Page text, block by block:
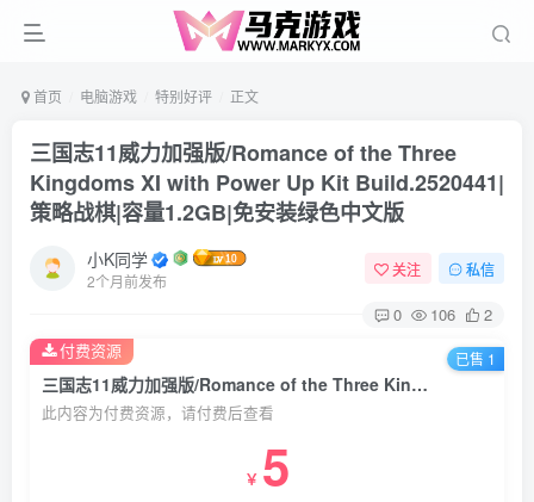
首页 电脑游戏 特别好评 正文
三国志11威力加强版/Romance of the Three
Kingdoms XI with Power Up Kit Build.2520441|
策略战棋|容量1.2GB|免安装绿色中文版
小K同学
2个月前发布
关注 私信
0 106 2
三国志11威力加强版/Romance of the Three Kingdoms XI with Power Up Kit Build.2520441|策略战棋|容量1.2GB|免安装绿色中文版
此内容为付费资源，请付费后查看
￥ 5
付费资源 已售 1